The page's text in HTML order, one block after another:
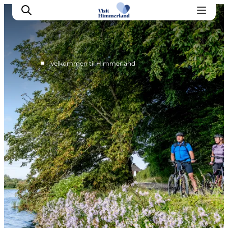
Oplev Himmerland
Udforsk naturen
Himmerlandsbyer
DET SKER
Planlæg din ferie
Book Oplevelser
Praktisk info
■ Velkommen til Himmerland